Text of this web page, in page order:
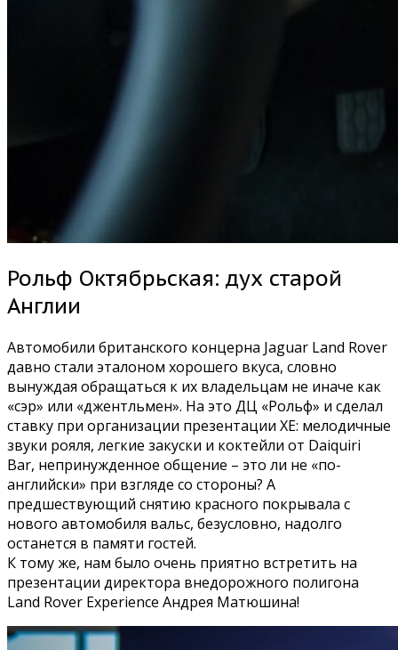
Рольф Октябрьская: дух старой
Англии
Автомобили британского концерна Jaguar Land Rover
давно стали эталоном хорошего вкуса, словно
вынуждая обращаться к их владельцам не иначе как
«сэр» или «джентльмен». На это ДЦ «Рольф» и сделал
ставку при организации презентации XE: мелодичные
звуки рояля, легкие закуски и коктейли от Daiquiri
Bar, непринужденное общение – это ли не «по-
английски» при взгляде со стороны? А
предшествующий снятию красного покрывала с
нового автомобиля вальс, безусловно, надолго
останется в памяти гостей.
К тому же, нам было очень приятно встретить на
презентации директора внедорожного полигона
Land Rover Experience Андрея Матюшина!